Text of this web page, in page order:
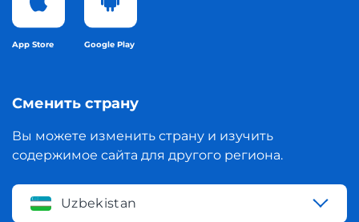
App Store Google Play
Сменить страну
Вы можете изменить страну и изучить
содержимое сайта для другого региона.
Uzbekistan